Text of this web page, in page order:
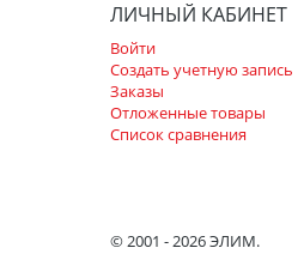
ЛИЧНЫЙ КАБИНЕТ
Войти
Создать учетную запись
Заказы
Отложенные товары
Список сравнения
© 2001 - 2026 ЭЛИМ.